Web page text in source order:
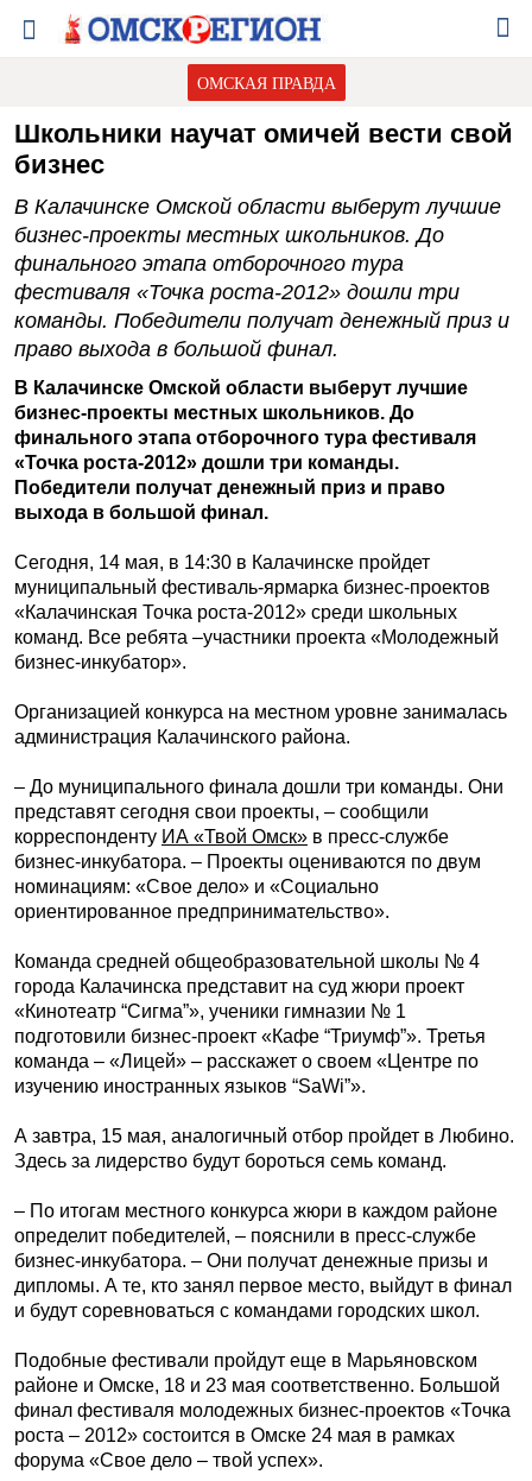
ОМСКАЯ ПРАВДА
Школьники научат омичей вести свой
бизнес
В Калачинске Омской области выберут лучшие
бизнес-проекты местных школьников. До
финального этапа отборочного тура
фестиваля «Точка роста-2012» дошли три
команды. Победители получат денежный приз и
право выхода в большой финал.
В Калачинске Омской области выберут лучшие
бизнес-проекты местных школьников. До
финального этапа отборочного тура фестиваля
«Точка роста-2012» дошли три команды.
Победители получат денежный приз и право
выхода в большой финал.
Сегодня, 14 мая, в 14:30 в Калачинске пройдет
муниципальный фестиваль-ярмарка бизнес-проектов
«Калачинская Точка роста-2012» среди школьных
команд. Все ребята –участники проекта «Молодежный
бизнес-инкубатор».
Организацией конкурса на местном уровне занималась
администрация Калачинского района.
– До муниципального финала дошли три команды. Они
представят сегодня свои проекты, – сообщили
корреспонденту ИА «Твой Омск» в пресс-службе
бизнес-инкубатора. – Проекты оцениваются по двум
номинациям: «Свое дело» и «Социально
ориентированное предпринимательство».
Команда средней общеобразовательной школы № 4
города Калачинска представит на суд жюри проект
«Кинотеатр “Сигма”», ученики гимназии № 1
подготовили бизнес-проект «Кафе “Триумф”». Третья
команда – «Лицей» – расскажет о своем «Центре по
изучению иностранных языков “SaWi”».
А завтра, 15 мая, аналогичный отбор пройдет в Любино.
Здесь за лидерство будут бороться семь команд.
– По итогам местного конкурса жюри в каждом районе
определит победителей, – пояснили в пресс-службе
бизнес-инкубатора. – Они получат денежные призы и
дипломы. А те, кто занял первое место, выйдут в финал
и будут соревноваться с командами городских школ.
Подобные фестивали пройдут еще в Марьяновском
районе и Омске, 18 и 23 мая соответственно. Большой
финал фестиваля молодежных бизнес-проектов «Точка
роста – 2012» состоится в Омске 24 мая в рамках
форума «Свое дело – твой успех».